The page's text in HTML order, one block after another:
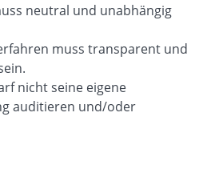
neutral und unabhängig
muss transparent und
nicht seine eigene
auditieren und/oder